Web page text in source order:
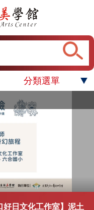
分類選單
好日文化工作室】泥土